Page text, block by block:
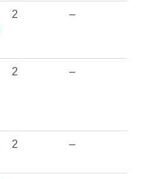
2 –
2 –
2 –